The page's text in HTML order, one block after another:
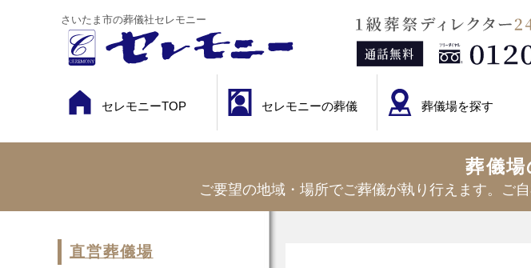
さいたま市の葬儀社セレモニー
セレモニーTOP セレモニーの葬儀 葬儀場を探す
葬儀場
ご要望の地域・場所でご葬儀が執り行えます。ご
直営葬儀場